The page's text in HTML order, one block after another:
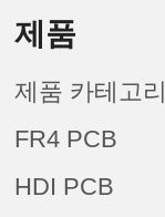
제품
제품 카테고리
FR4 PCB
HDI PCB